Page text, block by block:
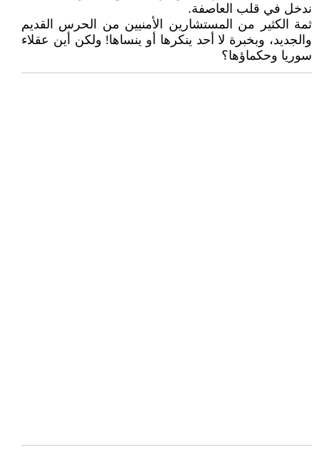
ندخل في قلب العاصفة.
ثمة الكثير من المستشارين الأمنيين من الحرس القديم
والجديد، وبخبرة لا أحد ينكرها أو ينساها! ولكن أين عقلاء
سوريا وحكماؤها؟